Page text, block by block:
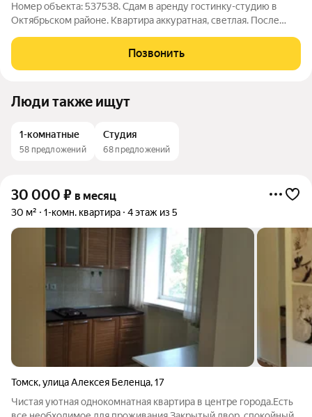
Номер объекта: 537538. Сдам в аренду гостинку-студию в
Октябрьском районе. Квартира аккуратная, светлая. После
необходимая мебель и бытовая техника (холодильник,
микроволновая печь, чайник, эл.
Позвонить
Люди также ищут
1-комнатные
58 предложений
Студия
68 предложений
30 000 ₽ в месяц
30 м² 1-комн. квартира 4 этаж из 5
Томск,улица Алексея Беленца,17
Чистая уютная однокомнатная квартира в центре города.Есть